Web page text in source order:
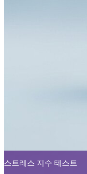
스트레스 지수 테스트